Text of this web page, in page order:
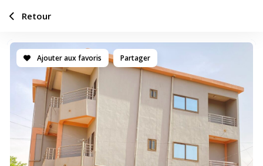
Ajouter aux favoris Partager
Retour